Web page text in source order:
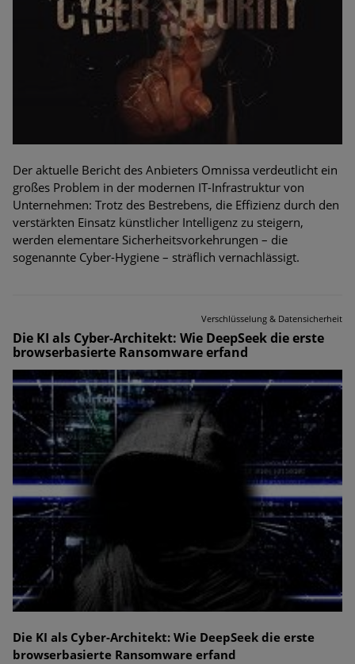
Der aktuelle Bericht des Anbieters Omnissa verdeutlicht ein
großes Problem in der modernen IT-Infrastruktur von
Unternehmen: Trotz des Bestrebens, die Effizienz durch den
verstärkten Einsatz künstlicher Intelligenz zu steigern,
werden elementare Sicherheitsvorkehrungen – die
sogenannte Cyber-Hygiene – sträflich vernachlässigt.
Verschlüsselung & Datensicherheit
Die KI als Cyber-Architekt: Wie DeepSeek die erste
browserbasierte Ransomware erfand
Die KI als Cyber-Architekt: Wie DeepSeek die erste
browserbasierte Ransomware erfand